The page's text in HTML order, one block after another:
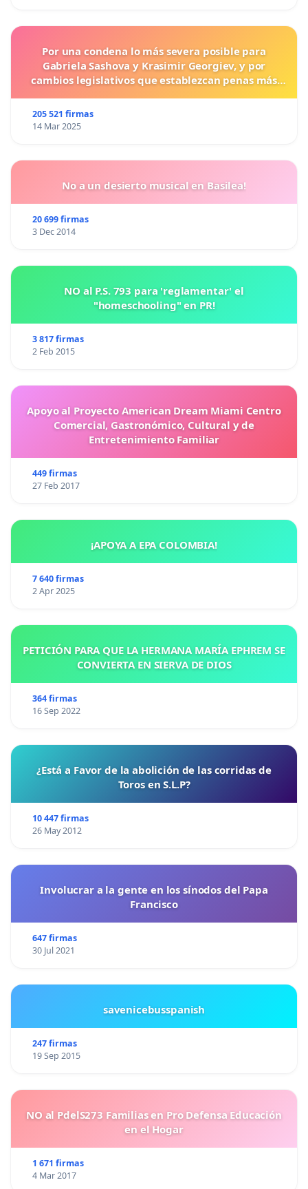
Por una condena lo más severa posible para
Gabriela Sashova y Krasimir Georgiev, y por
cambios legislativos que establezcan penas más
205 521 firmas
14 Mar 2025
No a un desierto musical en Basilea!
20 699 firmas
3 Dec 2014
NO al P.S. 793 para 'reglamentar' el
"homeschooling" en PR!
3 817 firmas
2 Feb 2015
Apoyo al Proyecto American Dream Miami Centro
Comercial, Gastronómico, Cultural y de
Entretenimiento Familiar
449 firmas
27 Feb 2017
¡APOYA A EPA COLOMBIA!
7 640 firmas
2 Apr 2025
PETICIÓN PARA QUE LA HERMANA MARÍA EPHREM SE
CONVIERTA EN SIERVA DE DIOS
364 firmas
16 Sep 2022
¿Está a Favor de la abolición de las corridas de
Toros en S.L.P?
10 447 firmas
26 May 2012
Involucrar a la gente en los sínodos del Papa
Francisco
647 firmas
30 Jul 2021
savenicebusspanish
247 firmas
19 Sep 2015
NO al PdelS273 Familias en Pro Defensa Educación
en el Hogar
1 671 firmas
4 Mar 2017